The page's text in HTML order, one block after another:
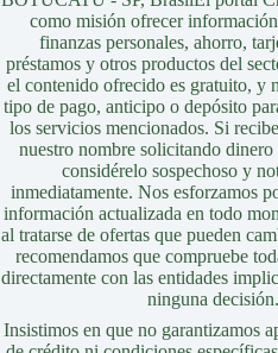
como misión ofrecer
finanzas personales, ahorro,
préstamos y otros productos del
el contenido ofrecido es gratuito, y
tipo de pago, anticipo o depósito
los servicios mencionados. Si
nuestro nombre solicitando dinero
considérelo sospechoso y
inmediatamente. Nos esforzamos
información actualizada en todo
al tratarse de ofertas que pueden
recomendamos que compruebe
directamente con las entidades
ninguna decisión.
Insistimos en que no garantizamos